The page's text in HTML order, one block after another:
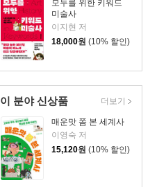
모두를 위한 키워드
미술사
이지현 저
18,000원 (10% 할인)
이 분야 신상품
매운맛 쫌 본 세계사
이영숙 저
15,120원 (10% 할인)
더보기